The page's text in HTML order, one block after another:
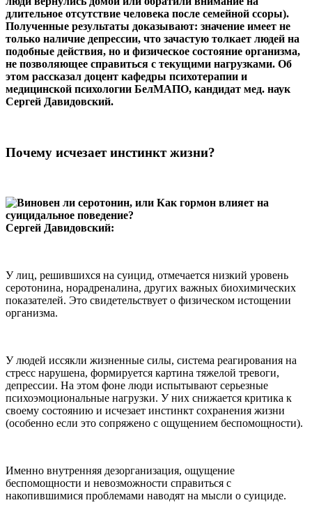
длительное отсутствие человека после семейной ссоры).
Полученные результаты доказывают: значение имеет не
только наличие депрессии, что зачастую толкает людей на
подобные действия, но и физическое состояние организма,
не позволяющее справиться с текущими нагрузками. Об
этом рассказал доцент кафедры психотерапии и
медицинской психологии БелМАПО, кандидат мед. наук
Сергей Давидовский.
Почему исчезает инстинкт жизни?
Сергей Давидовский:
У лиц, решившихся на суицид, отмечается низкий уровень
серотонина, норадреналина, других важных биохимических
показателей. Это свидетельствует о физическом истощении
организма.
У людей иссякли жизненные силы, система реагирования на
стресс нарушена, формируется картина тяжелой тревоги,
депрессии. На этом фоне люди испытывают серьезные
психоэмоциональные нагрузки. У них снижается критика к
своему состоянию и исчезает инстинкт сохранения жизни
(особенно если это сопряжено с ощущением беспомощности).
Именно внутренняя дезорганизация, ощущение
беспомощности и невозможности справиться с
накопившимися проблемами наводят на мысли о суициде.